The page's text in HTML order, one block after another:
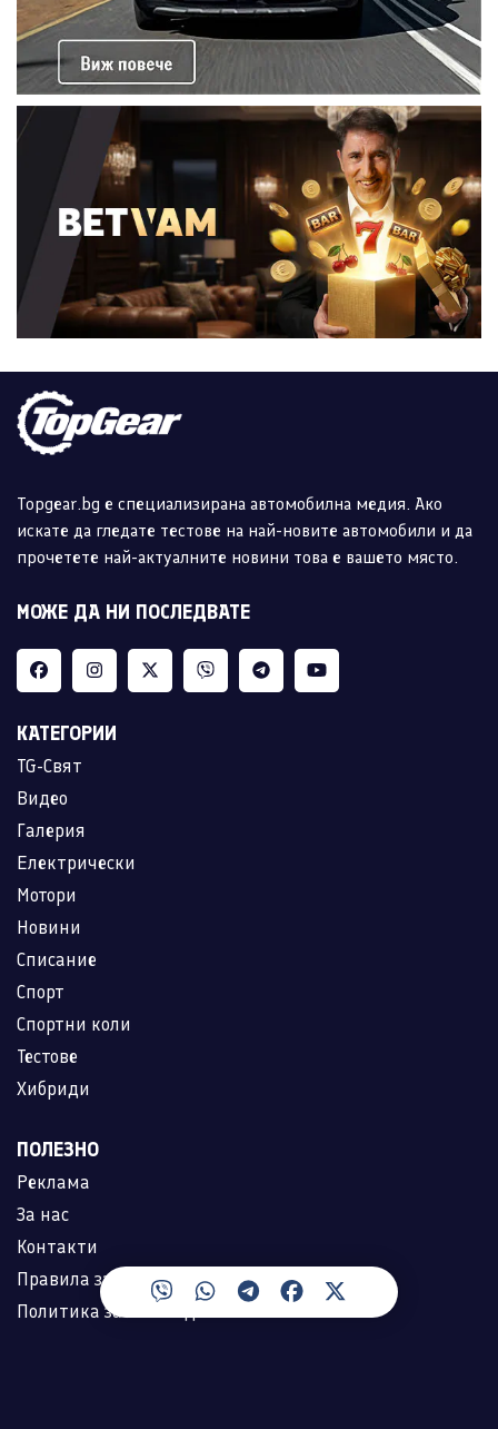
Topgear.bg е специализирана автомобилна медия. Ако
искате да гледате тестове на най-новите автомобили и да
прочетете най-актуалните новини това е вашето място.
МОЖЕ ДА НИ ПОСЛЕДВАТЕ
КАТЕГОРИИ
TG-Свят
Видео
Галерия
Електрически
Мотори
Новини
Списание
Спорт
Спортни коли
Тестове
Хибриди
ПОЛЕЗНО
Реклама
За нас
Контакти
Правила за ползване
Политика за лични данни